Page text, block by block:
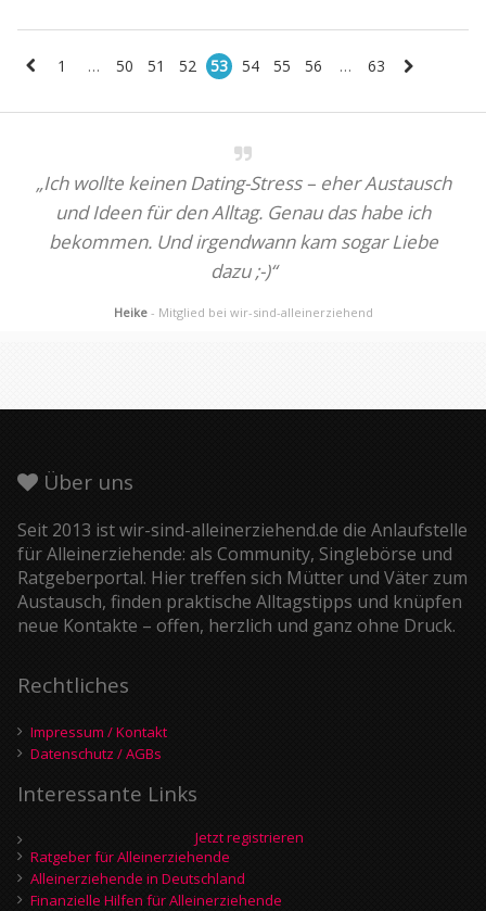
1 … 50 51 52 53 54 55 56 … 63
„Ich wollte keinen Dating-Stress – eher Austausch
und Ideen für den Alltag. Genau das habe ich
bekommen. Und irgendwann kam sogar Liebe
dazu ;-)“
Heike - Mitglied bei wir-sind-alleinerziehend
Über uns
Seit 2013 ist wir-sind-alleinerziehend.de die Anlaufstelle
für Alleinerziehende: als Community, Singlebörse und
Ratgeberportal. Hier treffen sich Mütter und Väter zum
Austausch, finden praktische Alltagstipps und knüpfen
neue Kontakte – offen, herzlich und ganz ohne Druck.
Rechtliches
Impressum / Kontakt
Datenschutz / AGBs
Interessante Links
Jetzt registrieren
Ratgeber für Alleinerziehende
Alleinerziehende in Deutschland
Finanzielle Hilfen für Alleinerziehende